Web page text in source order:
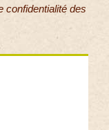
confidentialité des